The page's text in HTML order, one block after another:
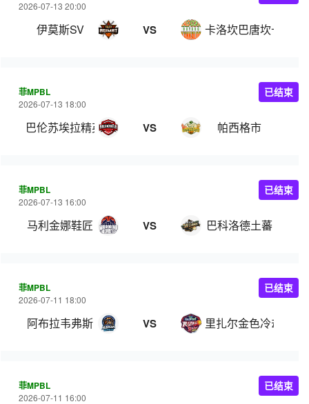
2026-07-13 20:00
伊莫斯SV VS 卡洛坎巴唐坎卡洛
菲MPBL
2026-07-13 18:00
巴伦苏埃拉精英 VS 帕西格市
已结束
菲MPBL
2026-07-13 16:00
马利金娜鞋匠 VS 巴科洛德土蕃
已结束
菲MPBL
2026-07-11 18:00
阿布拉韦弗斯 VS 里扎尔金色冷却器
已结束
菲MPBL
2026-07-11 16:00
已结束